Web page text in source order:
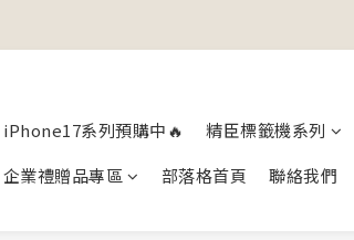
iPhone17系列預購中🔥 精臣標籤機系列
企業禮贈品專區 部落格首頁 聯絡我們